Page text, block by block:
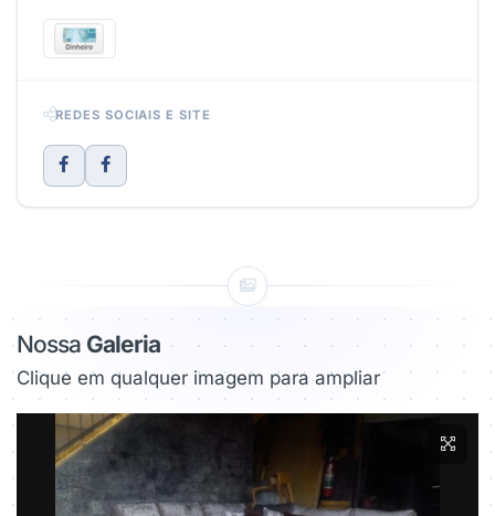
REDES SOCIAIS E SITE
Nossa Galeria
Clique em qualquer imagem para ampliar